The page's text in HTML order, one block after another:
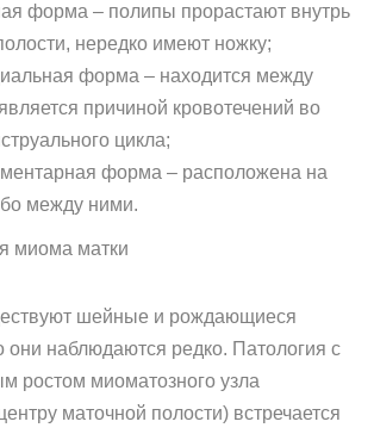
форма – полипы прорастают внутрь
нередко имеют ножку;
форма – находится между
причиной кровотечений во
цикла;
форма – расположена на
между ними.
миома матки
шейные и рождающиеся
они наблюдаются редко. Патология с
ростом миоматозного узла
маточной полости) встречается